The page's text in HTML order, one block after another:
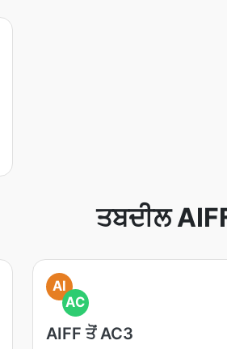
ਤਬਦੀਲ
AI
AC
AIFF ਤੋਂ AC3